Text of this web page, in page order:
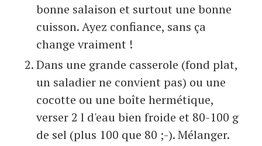
bonne salaison et surtout une bonne
cuisson. Ayez confiance, sans ça
change vraiment !
Dans une grande casserole (fond plat,
un saladier ne convient pas) ou une
cocotte ou une boîte hermétique,
verser 2 l d'eau bien froide et 80-100 g
de sel (plus 100 que 80 ;-). Mélanger.